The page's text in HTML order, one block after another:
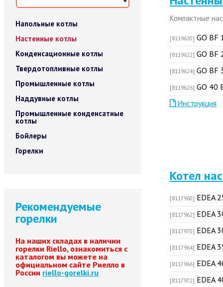
Напольные котлы
Настенные котлы
Конденсационные котлы
Твердотопливные котлы
Промышленные котлы
Наддувные котлы
Промышленные конденсатные
котлы
Бойлеры
Горелки
Рекомендуемые
горелки
На наших складах в наличии
горелки Riello, ознакомиться с
каталогом вы можете на
официальном сайте Риелло в
России riello-gorelki.ru
Компактные
[8119620] GO BF
[8119622] GO BF
[8119624] GO BF
[8119626] GO 40
Инструкция
Котел
[8117960] EDEA
[8117962] EDEA
[8117970] EDEA
[8117964] EDEA
[8117966] EDEA
[8117972] EDEA